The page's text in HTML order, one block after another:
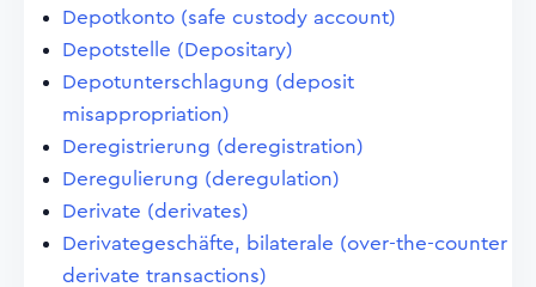
Depotkonto (safe custody account)
Depotstelle (Depositary)
Depotunterschlagung (deposit
misappropriation)
Deregistrierung (deregistration)
Deregulierung (deregulation)
Derivate (derivates)
Derivategeschäfte, bilaterale (over-the-counter
derivate transactions)